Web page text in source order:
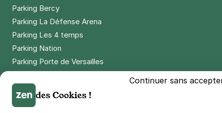
Parking Bercy
Parking La Défense Arena
Parking Les 4 temps
Parking Nation
Parking Porte de Versailles
Parking Euralille
Parking Casino Barrière Lille
Continuer sans
des Cookies !